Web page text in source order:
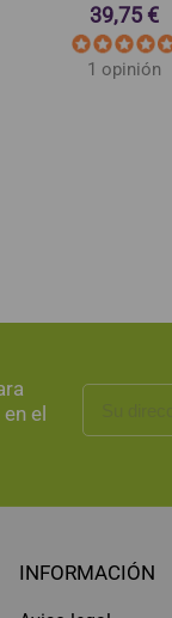
39,75 €
1 opinión
el
INFORMACIÓN